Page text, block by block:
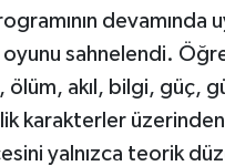
devamında
sahnelendi.
ölüm, akıl, bilgi, güç,
karakterler
yalnızca teorik